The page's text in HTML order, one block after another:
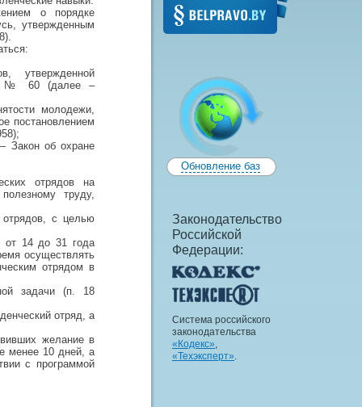
Обновление баз
Законодательство
Российской
Федерации:
Система российского
законодательства
«Кодекс»,
«Техэксперт».
о порядке
утвержденным
утвержденной
№ 60 (далее –
молодежи,
постановлением
Закон об охране
отрядов на
труду,
с целью
от 14 до 31 года
осуществлять
отрядом в
задачи (п. 18
отряд, а
желание в
менее 10 дней, а
с программой